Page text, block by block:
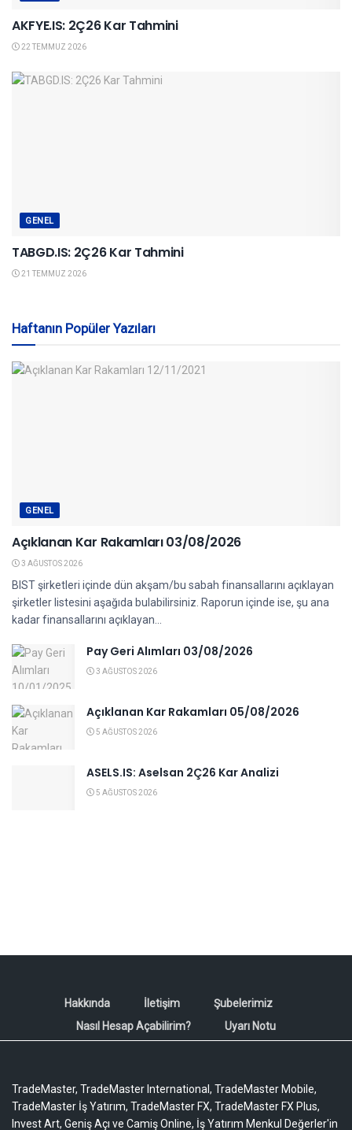
AKFYE.IS: 2Ç26 Kar Tahmini
22 TEMMUZ 2026
GENEL
TABGD.IS: 2Ç26 Kar Tahmini
21 TEMMUZ 2026
Haftanın Popüler Yazıları
GENEL
Açıklanan Kar Rakamları 03/08/2026
3 AĞUSTOS 2026
BIST şirketleri içinde dün akşam/bu sabah finansallarını açıklayan
şirketler listesini aşağıda bulabilirsiniz. Raporun içinde ise, şu ana
kadar finansallarını açıklayan...
Pay Geri Alımları 03/08/2026
3 AĞUSTOS 2026
Açıklanan Kar Rakamları 05/08/2026
5 AĞUSTOS 2026
ASELS.IS: Aselsan 2Ç26 Kar Analizi
5 AĞUSTOS 2026
Hakkında İletişim
Şubelerimiz
Nasıl Hesap Açabilirim?
Uyarı Notu
TradeMaster, TradeMaster International, TradeMaster Mobile,
TradeMaster İş Yatırım, TradeMaster FX, TradeMaster FX Plus,
Invest Art, Geniş Açı ve Camiş Online, İş Yatırım Menkul Değerler'in